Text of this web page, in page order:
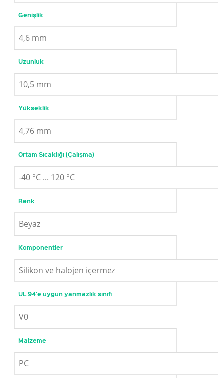
Genişlik
4,6 mm
Uzunluk
10,5 mm
Yükseklik
4,76 mm
Ortam Sıcaklığı (Çalışma)
-40 °C ... 120 °C
Renk
Beyaz
Komponentler
Silikon ve halojen içermez
UL 94'e uygun yanmazlık sınıfı
V0
Malzeme
PC